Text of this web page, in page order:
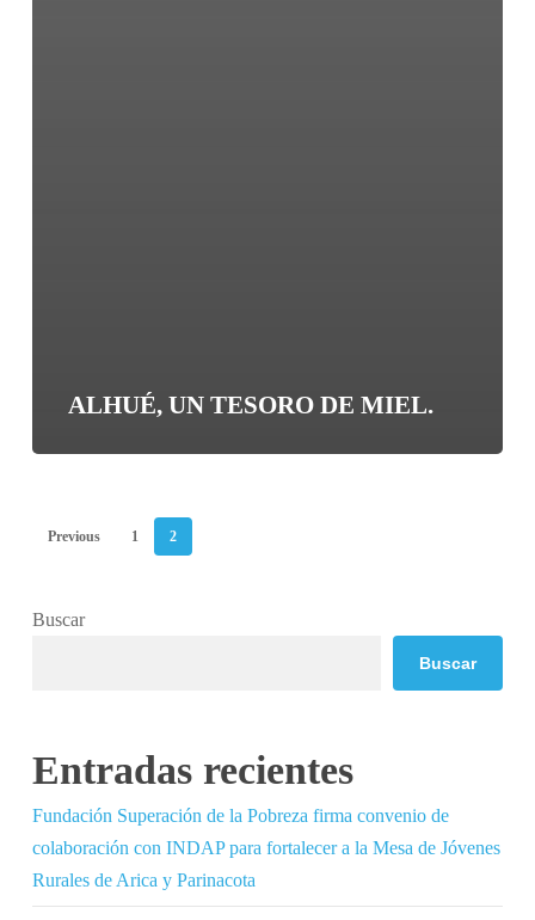
ALHUÉ, UN TESORO DE MIEL.
Previous 1 2
Buscar
Buscar
Entradas recientes
Fundación Superación de la Pobreza firma convenio de
colaboración con INDAP para fortalecer a la Mesa de Jóvenes
Rurales de Arica y Parinacota